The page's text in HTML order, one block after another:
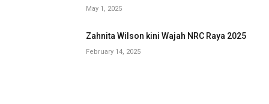
May 1, 2025
Zahnita Wilson kini Wajah NRC Raya 2025
February 14, 2025